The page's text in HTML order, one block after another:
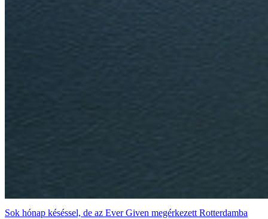
Sok hónap késéssel, de az Ever Given megérkezett Rotterdamba